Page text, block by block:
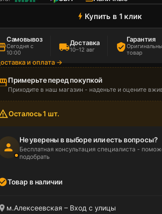
bolt Купить в 1 клик
Самовывоз
Сегодня с
10:00
local_shippingДоставка
10–12 авг verified_user
Гарантия
товар
и оплата →
Примерьте перед покупкой
Приходите в наш магазин - наденьте и оцените
Осталось 1 шт.
person
Не уверены в выборе или есть вопросы?
Бесплатная консультация специалиста -
подобрать
Товар в наличии
м.Алексеевская – Вход с улицы